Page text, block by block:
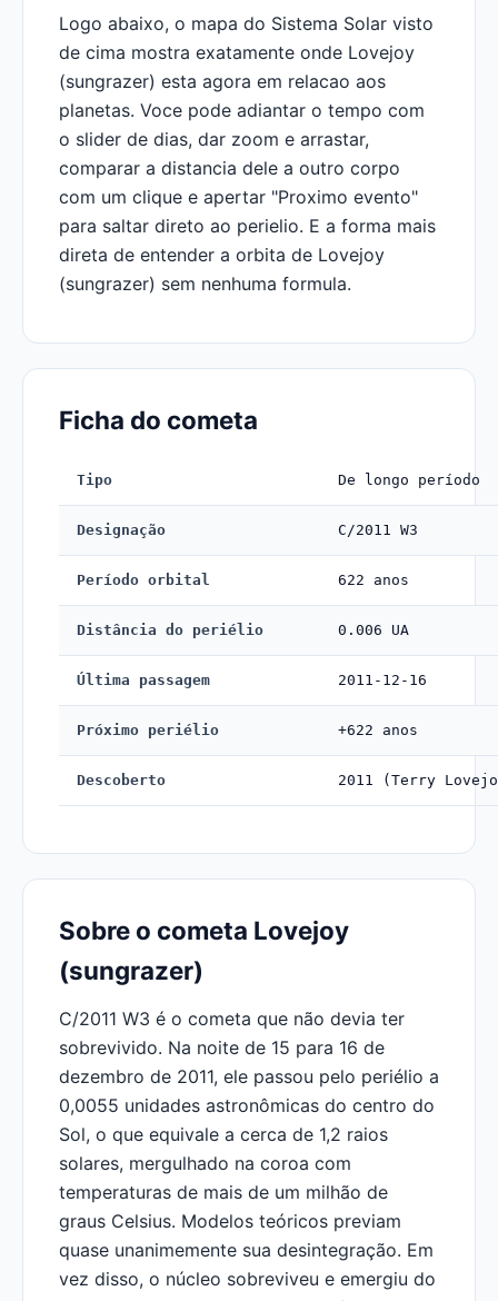
Logo abaixo, o mapa do Sistema Solar visto
de cima mostra exatamente onde Lovejoy
(sungrazer) esta agora em relacao aos
planetas. Voce pode adiantar o tempo com
o slider de dias, dar zoom e arrastar,
comparar a distancia dele a outro corpo
com um clique e apertar "Proximo evento"
para saltar direto ao perielio. E a forma mais
direta de entender a orbita de Lovejoy
(sungrazer) sem nenhuma formula.
Ficha do cometa
Tipo De longo período
Designação C/2011 W3
Período orbital 622 anos
Distância do periélio 0.006 UA
Última passagem 2011-12-16
Próximo periélio +622 anos
Descoberto 2011 (Terry
Sobre o cometa Lovejoy
(sungrazer)
C/2011 W3 é o cometa que não devia ter
sobrevivido. Na noite de 15 para 16 de
dezembro de 2011, ele passou pelo periélio a
0,0055 unidades astronômicas do centro do
Sol, o que equivale a cerca de 1,2 raios
solares, mergulhado na coroa com
temperaturas de mais de um milhão de
graus Celsius. Modelos teóricos previam
quase unanimemente sua desintegração. Em
vez disso, o núcleo sobreviveu e emergiu do